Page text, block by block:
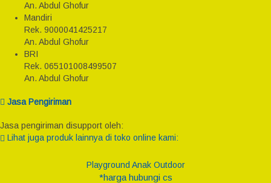
An. Abdul Ghofur
Mandiri
Rek. 9000041425217
An. Abdul Ghofur
BRI
Rek. 065101008499507
An. Abdul Ghofur
Jasa Pengiriman
Jasa pengiriman disupport oleh:
Lihat juga produk lainnya di toko online kami:
Playground Anak Outdoor
*harga hubungi cs